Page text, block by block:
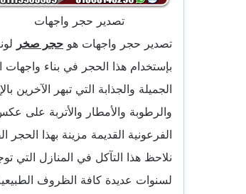
تصدير حجر واجهات
تصدير حجر واجهات هو حجر صخر
بإستخدام هذا الحجر في بناء واجهات
الجميلة والجذابة التي تبهر
والرطوبة والأمطار والأتربة
الفرعونية القديمة مزينة بهذا
نلاحظ هذا التآكل في المنازل
لسنوات عديدة كافة الظروف